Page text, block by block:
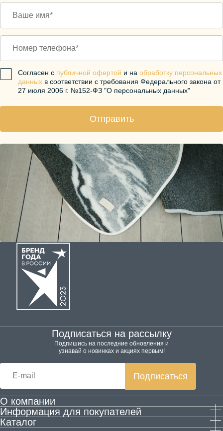
Согласен с публичной офертой и на обработку персональных
данных в соответствии с требования Федерального закона от
27 июля 2006 г. №152-ФЗ "О персональных данных"
Отправить
О компании
Производство
Контактная информация
Информация для покупателей
Гарантия и возврат
Каталог
Подписаться на рассылку
Подпишись на последние обновления и
узнавай о новинках и акциях первым!
Подписаться